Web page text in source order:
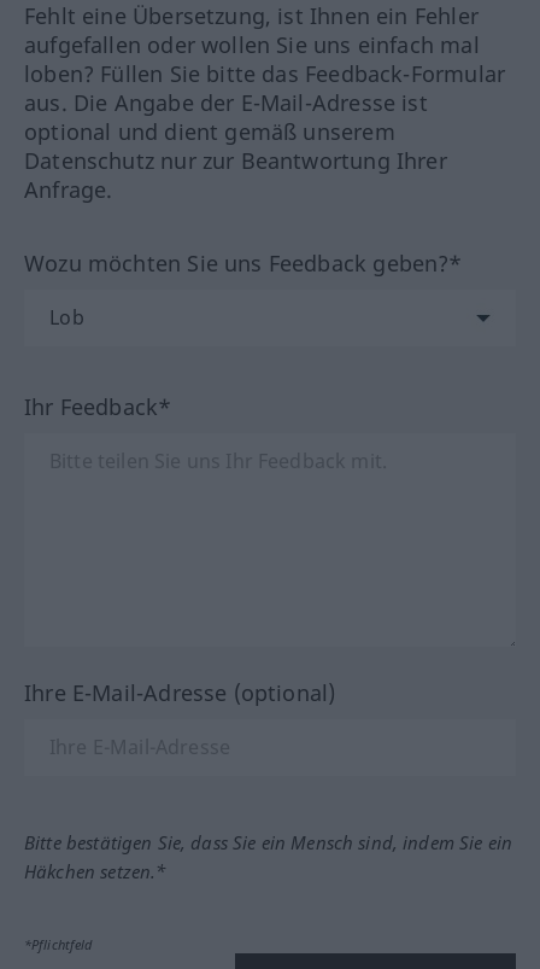
Fehlt eine Übersetzung, ist Ihnen ein Fehler
aufgefallen oder wollen Sie uns einfach mal
loben? Füllen Sie bitte das Feedback-Formular
aus. Die Angabe der E-Mail-Adresse ist
optional und dient gemäß unserem
Datenschutz nur zur Beantwortung Ihrer
Anfrage.
Wozu möchten Sie uns Feedback geben?*
Ihr Feedback*
Ihre E-Mail-Adresse (optional)
Bitte bestätigen Sie, dass Sie ein Mensch sind, indem Sie ein
Häkchen setzen.*
*Pflichtfeld